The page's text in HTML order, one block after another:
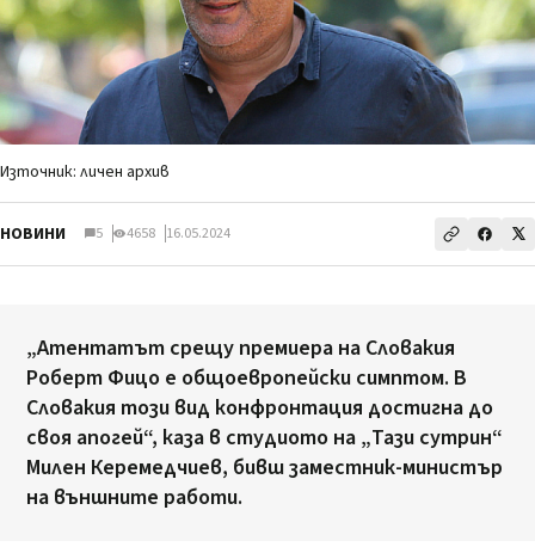
Източник: личен архив
НОВИНИ 5 4658 16.05.2024
„Атентатът срещу премиера на Словакия
Роберт Фицо е общоевропейски симптом. В
Словакия този вид конфронтация достигна до
своя апогей“, каза в студиото на „Тази сутрин“
Милен Керемедчиев, бивш заместник-министър
на външните работи.